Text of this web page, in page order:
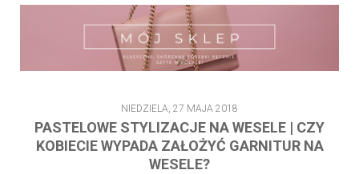
NIEDZIELA, 27 MAJA 2018
PASTELOWE STYLIZACJE NA WESELE | CZY
KOBIECIE WYPADA ZAŁOŻYĆ GARNITUR NA
WESELE?